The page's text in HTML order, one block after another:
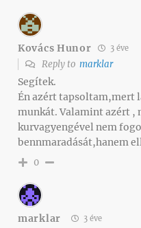
Kovács Hunor 3 éve
Reply to marklar
Segítek.
Én azért tapsoltam,mert
munkát. Valamint azért ,
kurvagyengével nem
bennmaradását,hanem
0
marklar 3 éve